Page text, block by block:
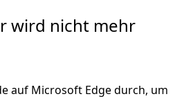
wird nicht mehr
auf Microsoft Edge durch, um